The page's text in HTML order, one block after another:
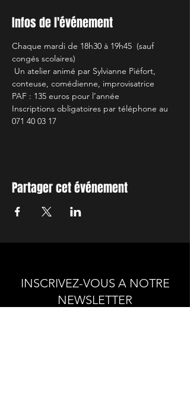
Infos de l'événement
Chaque mardi de 18h30 à 19h45  (sauf
congés scolaires)
Un atelier animé par Sylvianne Piéfort,
conteuse, comédienne, improvisatrice
PAF : 135 euros pour l’année
Inscriptions obligatoires par téléphone au
071 40 03 17
Partager cet événement
INSCRIVEZ-VOUS A NOTRE
NEWSLETTER